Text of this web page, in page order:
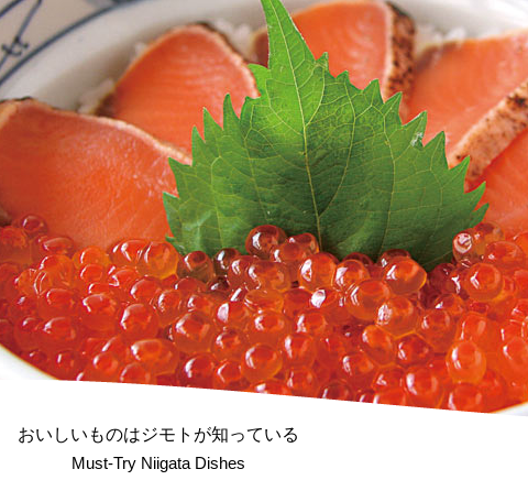
おいしいものはジモトが知っている
Must-Try Niigata Dishes